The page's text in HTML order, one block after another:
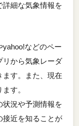
詳細な気象情報を
などのペー
リから気象レーダ
す。また、現在
す。
状況や予測情報を
接近を知ることが